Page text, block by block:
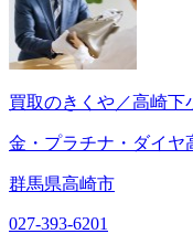
買取のきくや／高崎下
金・プラチナ・ダイヤ
群馬県高崎市
027-393-6201